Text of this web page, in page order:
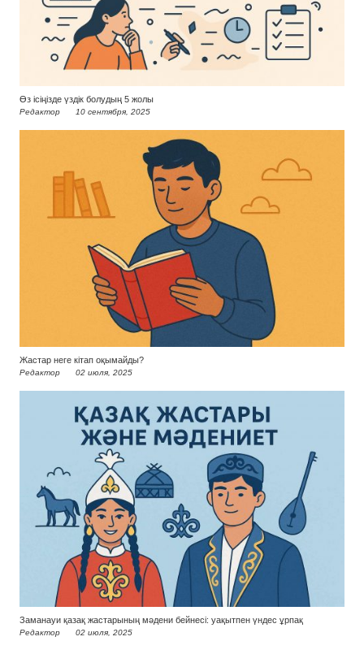
Өз ісіңізде үздік болудың 5 жолы
Редактор 10 сентября, 2025
Жастар неге кітап оқымайды?
Редактор 02 июля, 2025
Заманауи қазақ жастарының мәдени бейнесі: уақытпен үндес ұрпақ
Редактор 02 июля, 2025